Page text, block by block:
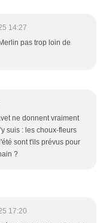
14:27
pas trop loin de
ne donnent vraiment
suis : les choux-fleurs
sont t'ils prévus pour
?
17:20